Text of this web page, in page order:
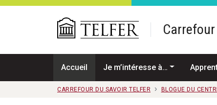
Passer au contenu principal
Accueil Je m’intéresse à…
CARREFOUR DU SAVOIR TELFER BLOGUE DU